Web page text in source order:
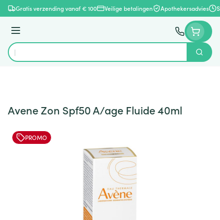
Ga naar de inhoud
Gratis verzending vanaf € 100 Veilige betalingen Apothekersadvies
Menu
Product, merk, categorie...
Zoek
Avene Zon Spf50 A/age Fluide 40ml
PROMO